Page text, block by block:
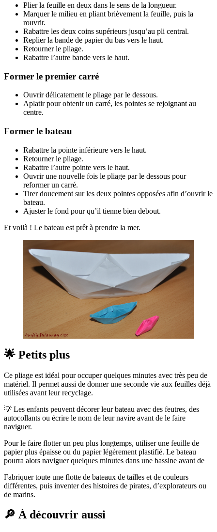
Plier la feuille en deux dans le sens de la longueur.
Marquer le milieu en pliant brièvement la feuille, puis la
rouvrir.
Rabattre les deux coins supérieurs jusqu’au pli central.
Replier la bande de papier du bas vers le haut.
Retourner le pliage.
Rabattre l’autre bande vers le haut.
Former le premier carré
Ouvrir délicatement le pliage par le dessous.
Aplatir pour obtenir un carré, les pointes se rejoignant au
centre.
Former le bateau
Rabattre la pointe inférieure vers le haut.
Retourner le pliage.
Rabattre l’autre pointe vers le haut.
Ouvrir une nouvelle fois le pliage par le dessous pour
reformer un carré.
Tirer doucement sur les deux pointes opposées afin d’ouvrir le
bateau.
Ajuster le fond pour qu’il tienne bien debout.
Et voilà ! Le bateau est prêt à prendre la mer.
🌟 Petits plus
Ce pliage est idéal pour occuper quelques minutes avec très peu de
matériel. Il permet aussi de donner une seconde vie aux feuilles déjà
utilisées avant leur recyclage.
💡 Les enfants peuvent décorer leur bateau avec des feutres, des
autocollants ou écrire le nom de leur navire avant de le faire
naviguer.
Pour le faire flotter un peu plus longtemps, utiliser une feuille de
papier plus épaisse ou du papier légèrement plastifié. Le bateau
pourra alors naviguer quelques minutes dans une bassine avant de
Fabriquer toute une flotte de bateaux de tailles et de couleurs
différentes, puis inventer des histoires de pirates, d’explorateurs ou
de marins.
🔎 À découvrir aussi